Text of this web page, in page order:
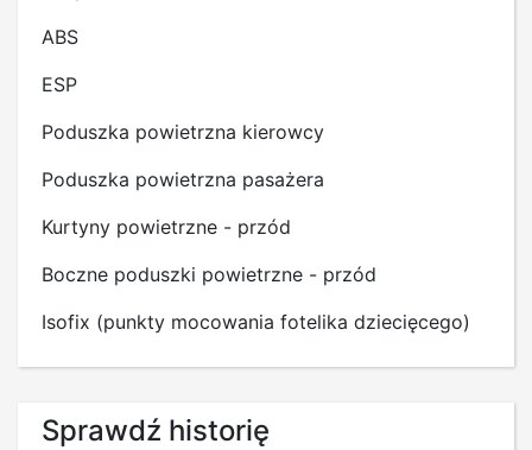
ABS
ESP
Poduszka powietrzna kierowcy
Poduszka powietrzna pasażera
Kurtyny powietrzne - przód
Boczne poduszki powietrzne - przód
Isofix (punkty mocowania fotelika dziecięcego)
Sprawdź historię